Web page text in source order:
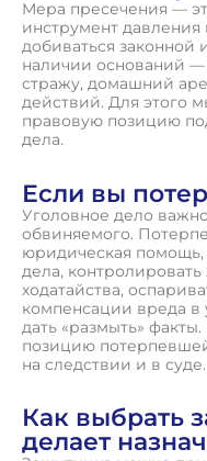
Мера пресечения —
инструмент
добиваться
наличии оснований —
стражу, домашний
действий. Для этого
правовую позицию
дела.
Если вы
Уголовное дело
обвиняемого.
юридическая помощь,
дела, контролировать
ходатайства,
компенсации вреда в
дать «размыть»
позицию
на следствии и в суде.
Как выбрать
делает